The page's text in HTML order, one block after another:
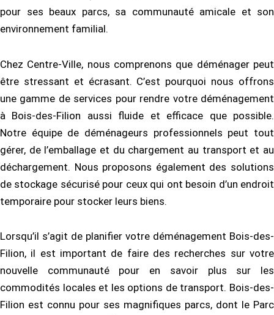
pour ses beaux parcs, sa communauté amicale et son
environnement familial.
Chez Centre-Ville, nous comprenons que déménager peut
être stressant et écrasant. C’est pourquoi nous offrons
une gamme de services pour rendre votre déménagement
à Bois-des-Filion aussi fluide et efficace que possible.
Notre équipe de déménageurs professionnels peut tout
gérer, de l’emballage et du chargement au transport et au
déchargement. Nous proposons également des solutions
de stockage sécurisé pour ceux qui ont besoin d’un endroit
temporaire pour stocker leurs biens.
Lorsqu’il s’agit de planifier votre déménagement Bois-des-
Filion, il est important de faire des recherches sur votre
nouvelle communauté pour en savoir plus sur les
commodités locales et les options de transport. Bois-des-
Filion est connu pour ses magnifiques parcs, dont le Parc